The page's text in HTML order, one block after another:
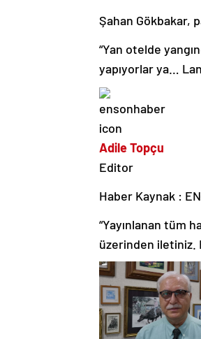
Şahan Gökbakar,
“Yan otelde
yapıyorlar ya…
Adile Topçu
Editor
Haber Kaynak :
“Yayınlanan tüm
üzerinden iletiniz.